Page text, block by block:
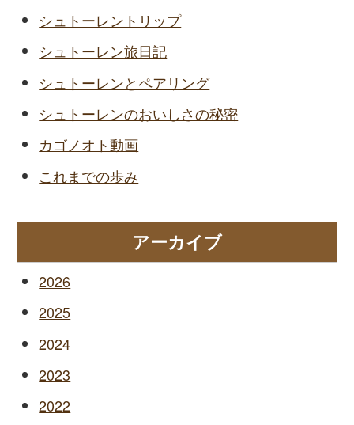
シュトーレントリップ
シュトーレン旅日記
シュトーレンとペアリング
シュトーレンのおいしさの秘密
カゴノオト動画
これまでの歩み
アーカイブ
2026
2025
2024
2023
2022